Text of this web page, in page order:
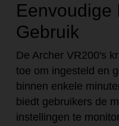
Eenvoudige
Gebruik
De Archer VR200's
toe om ingesteld en
binnen enkele
biedt gebruikers de
instellingen te